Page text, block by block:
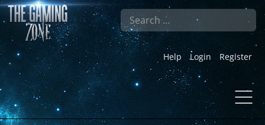
Search
Help Login Register